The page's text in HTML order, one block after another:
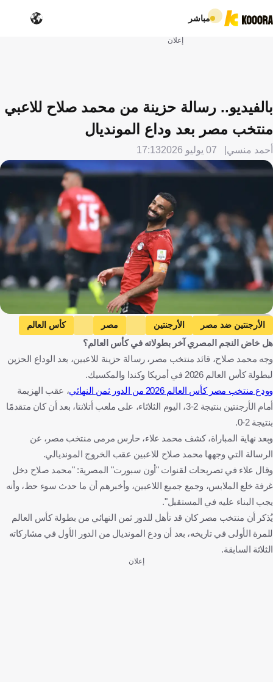
مباشر
إعلان
بالفيديو.. رسالة حزينة من محمد صلاح للاعبي
منتخب مصر بعد وداع المونديال
أحمد منسي 07 يوليو 2026 17:13
Getty Images
الأرجنتين ضد مصر الأرجنتين مصر
كأس العالم
محمد صلاح
محمد صلاح الأرجنتين مصر
كرة قدم
هل خاض النجم المصري آخر بطولاته في كأس العالم؟
وجه محمد صلاح، قائد منتخب مصر، رسالة حزينة للاعبين، بعد الوداع الحزين
لبطولة كأس العالم 2026 في أمريكا وكندا والمكسيك.
وودع منتخب مصر كأس العالم 2026 من الدور ثمن النهائي
، عقب الهزيمة
أمام الأرجنتين بنتيجة 2-3، اليوم الثلاثاء، على ملعب أتلانتا، بعد أن كان متقدمًا
بنتيجة 2-0.
وبعد نهاية المباراة، كشف محمد علاء، حارس مرمى منتخب مصر، عن
الرسالة التي وجهها محمد صلاح للاعبين عقب الخروج المونديالي.
وقال علاء في تصريحات لقنوات "أون سبورت" المصرية: "محمد صلاح دخل
غرفة خلع الملابس، وجمع جميع اللاعبين، وأخبرهم أن ما حدث سوء حظ، وأنه
يجب البناء عليه في المستقبل".
يُذكر أن منتخب مصر كان قد تأهل للدور ثمن النهائي من بطولة كأس العالم
للمرة الأولى في تاريخه، بعد أن ودع المونديال من الدور الأول في مشاركاته
الثلاثة السابقة.
إعلان